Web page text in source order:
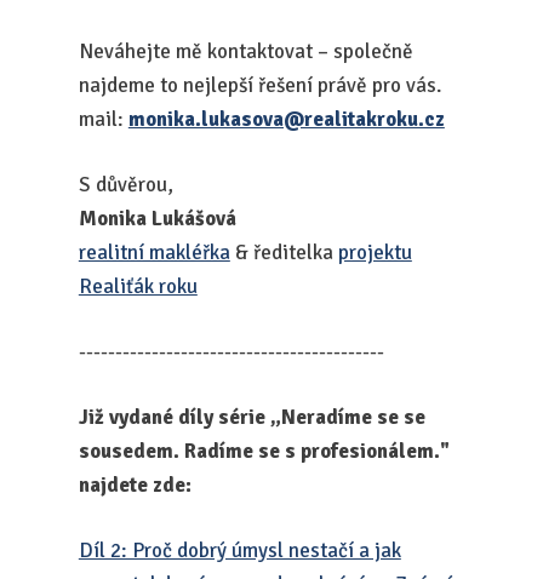
Neváhejte mě kontaktovat – společně
najdeme to nejlepší řešení právě pro vás.
mail: monika.lukasova@realitakroku.cz
S důvěrou,
Monika Lukášová
realitní makléřka & ředitelka projektu
Realiťák roku
------------------------------------------
Již vydané díly série „Neradíme se se
sousedem. Radíme se s profesionálem."
najdete zde:
Díl 2: Proč dobrý úmysl nestačí a jak